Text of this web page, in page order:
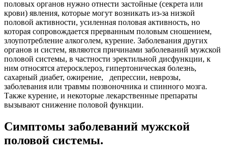
половых органов нужно отнести застойные (секрета или
крови) явления, которые могут возникать из-за низкой
половой активности, усиленная половая активность, но
которая сопровождается прерванным половым сношением,
злоупотребление алкоголем, курение. Заболевания других
органов и систем, являются причинами заболеваний мужской
половой системы, в частности эректильной дисфункции, к
ним относятся атеросклероз, гипертоническая болезнь,
сахарный диабет, ожирение, депрессии, неврозы,
заболевания или травмы позвоночника и спинного мозга.
Также курение, и некоторые лекарственные препараты
вызывают снижение половой функции.
Симптомы заболеваний мужской
половой системы.